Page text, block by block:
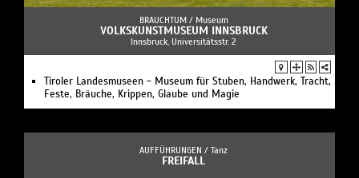
BRAUCHTUM / Museum
VOLKSKUNSTMUSEUM INNSBRUCK
Innsbruck, Universitätsstr. 2
Tiroler Landesmuseen - Museum für Stuben, Handwerk, Tracht,
Feste, Bräuche, Krippen, Glaube und Magie
AUFFÜHRUNGEN / Tanz
FREIFALL